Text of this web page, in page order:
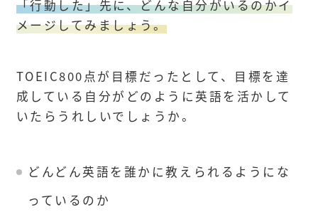
「行動した」先に、どんな自分がいるのかイ
メージしてみましょう。
TOEIC800点が目標だったとして、目標を達
成している自分がどのように英語を活かして
いたらうれしいでしょうか。
どんどん英語を誰かに教えられるようにな
っているのか